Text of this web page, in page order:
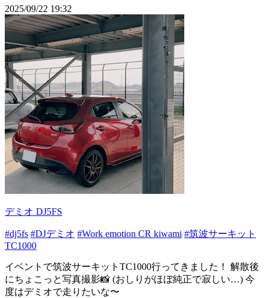
2025/09/22 19:32
デミオ DJ5FS
#dj5fs #DJデミオ #Work emotion CR kiwami #筑波サーキット
TC1000
イベントで筑波サーキットTC1000行ってきました！ 解散後
にちょこっと写真撮影📸 (おしりがほぼ純正で寂しい…) 今
度はデミオで走りたいな〜